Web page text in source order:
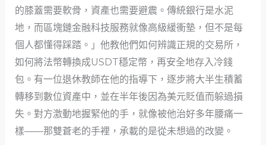
的膝蓋需要軟骨，資產也需要避震。傳統銀行是水泥
地，而區塊鏈金融科技服務就像高級緩衝墊，但不是每
個人都懂得踩踏。」他教他們如何辨識正規的交易所，
如何將法幣轉換成USDT穩定幣，再安全地存入冷錢
包。有一位退休教師在他的指導下，逐步將大半生積蓄
轉移到數位資產中，並在半年後因為美元貶值而躲過損
失。對方激動地握緊他的手，就像被他治好多年腰痛一
樣——那雙蒼老的手裡，承載的是從未想過的改變。